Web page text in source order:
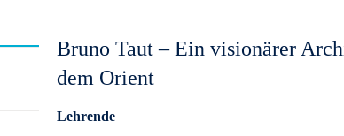
Bruno Taut – Ein visionärer
dem Orient
Lehrende